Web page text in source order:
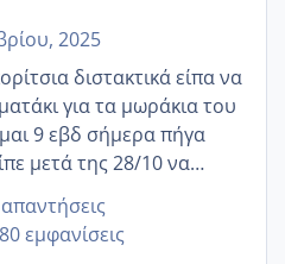
2025
διστακτικά είπα να
για τα μωράκια του
μετά της 28/10 να
για την αυχενική είναι
να γεννάει Μάιο ;;
εμφανίσεις